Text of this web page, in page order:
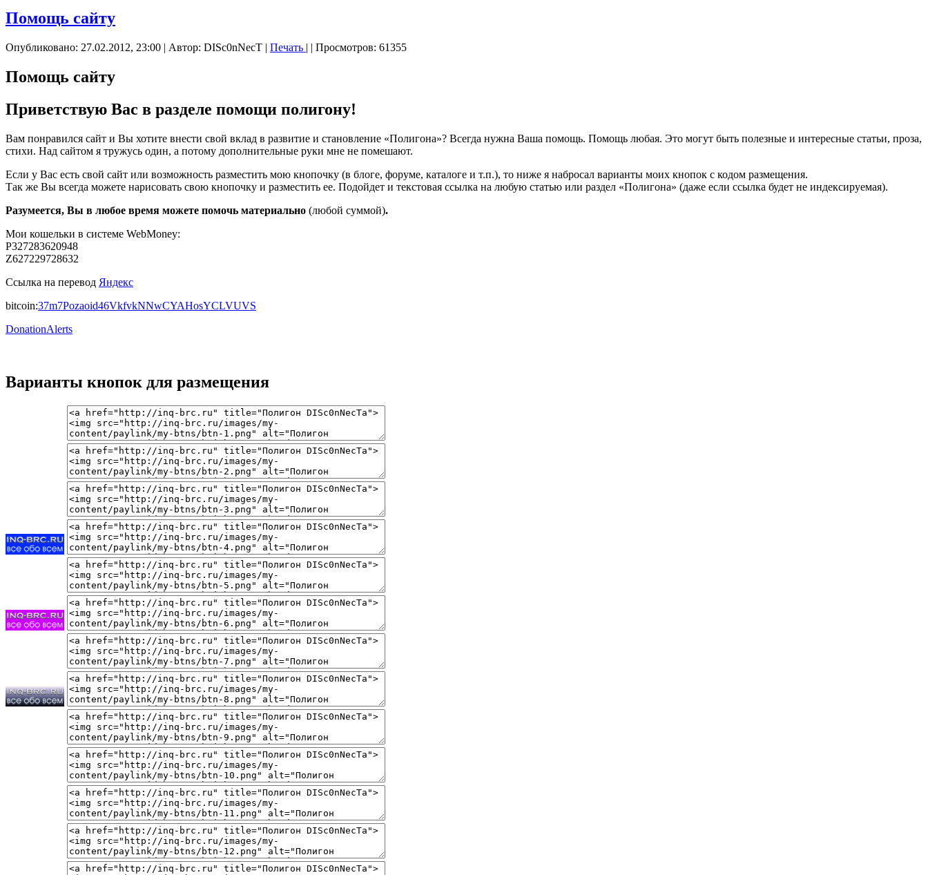
Помощь сайту
Опубликовано: 27.02.2012, 23:00 | Автор: DISc0nNecT | Печать | | Просмотров: 61355
Помощь сайту
Приветствую Вас в разделе помощи полигону!
Вам понравился сайт и Вы хотите внести свой вклад в развитие и становление «Полигона»? Всегда нужна Ваша помощь. Помощь любая. Это могут быть полезные и интересные статьи, проза,
стихи. Над сайтом я тружусь один, а потому дополнительные руки мне не помешают.
Если у Вас есть свой сайт или возможность разместить мою кнопочку (в блоге, форуме, каталоге и т.п.), то ниже я набросал варианты моих кнопок с кодом размещения.
Так же Вы всегда можете нарисовать свою кнопочку и разместить ее. Подойдет и текстовая ссылка на любую статью или раздел «Полигона» (даже если ссылка будет не индексируемая).
Разумеется, Вы в любое время можете помочь материально (любой суммой).
Мои кошельки в системе WebMoney:
P327283620948
Z627229728632
Ссылка на перевод Яндекс
bitcoin:37m7Pozaoid46VkfvkNNwCYAHosYCLVUVS
DonationAlerts
Варианты кнопок для размещения